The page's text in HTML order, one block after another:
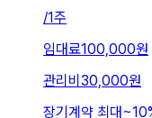
/1주
임대료100,000원
관리비 30,000원
장기계약 최대~10